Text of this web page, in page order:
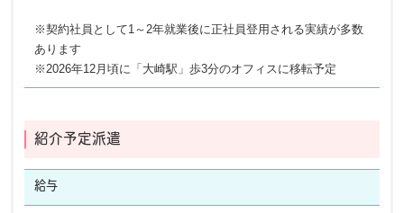
※契約社員として1～2年就業後に正社員登用される実績が多数
あります
※2026年12月頃に「大崎駅」歩3分のオフィスに移転予定
紹介予定派遣
給与